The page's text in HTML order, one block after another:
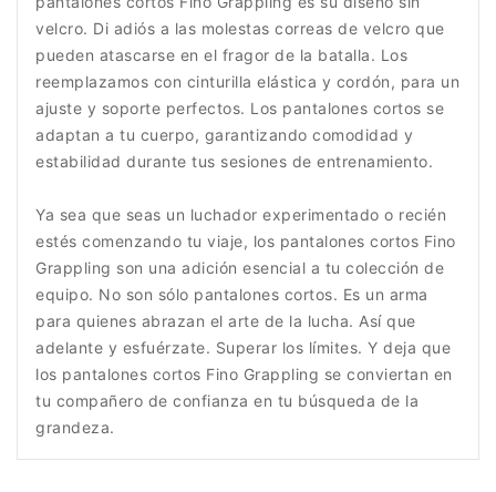
velcro. Di adiós a las molestas correas de velcro que
pueden atascarse en el fragor de la batalla. Los
reemplazamos con cinturilla elástica y cordón, para un
ajuste y soporte perfectos. Los pantalones cortos se
adaptan a tu cuerpo, garantizando comodidad y
estabilidad durante tus sesiones de entrenamiento.
Ya sea que seas un luchador experimentado o recién
estés comenzando tu viaje, los pantalones cortos Fino
Grappling son una adición esencial a tu colección de
equipo. No son sólo pantalones cortos. Es un arma
para quienes abrazan el arte de la lucha. Así que
adelante y esfuérzate. Superar los límites. Y deja que
los pantalones cortos Fino Grappling se conviertan en
tu compañero de confianza en tu búsqueda de la
grandeza.